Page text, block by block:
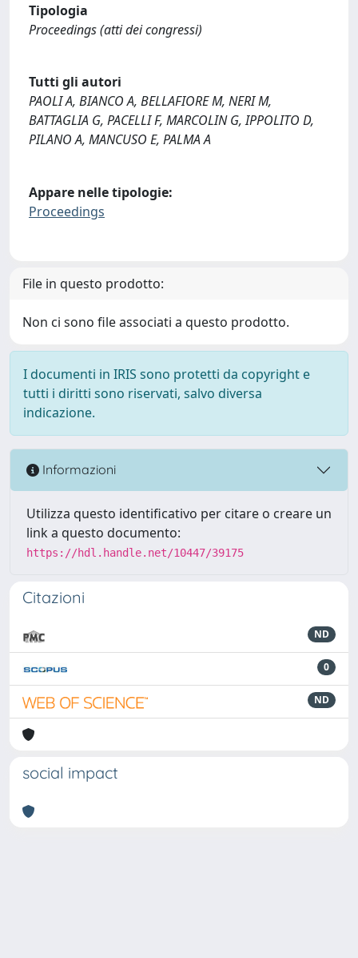
Tipologia
Proceedings (atti dei congressi)
Tutti gli autori
PAOLI A, BIANCO A, BELLAFIORE M, NERI M,
BATTAGLIA G, PACELLI F, MARCOLIN G, IPPOLITO D,
PILANO A, MANCUSO E, PALMA A
Appare nelle tipologie:
Proceedings
File in questo prodotto:
Non ci sono file associati a questo prodotto.
I documenti in IRIS sono protetti da copyright e
tutti i diritti sono riservati, salvo diversa
indicazione.
Informazioni
Utilizza questo identificativo per citare o creare un
link a questo documento:
https://hdl.handle.net/10447/39175
Citazioni
ND
0
ND
social impact